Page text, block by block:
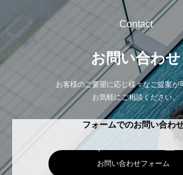
Contact
お問い合わせ
お客様のご要望に応じ様々なご提案が
お気軽にご相談ください。
フォームでのお問い合わ
お問い合わせフォーム